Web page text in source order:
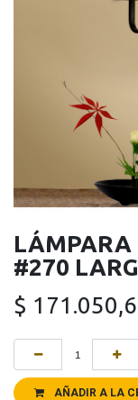
LÁMPARA
#270
$
AÑADIR A LA